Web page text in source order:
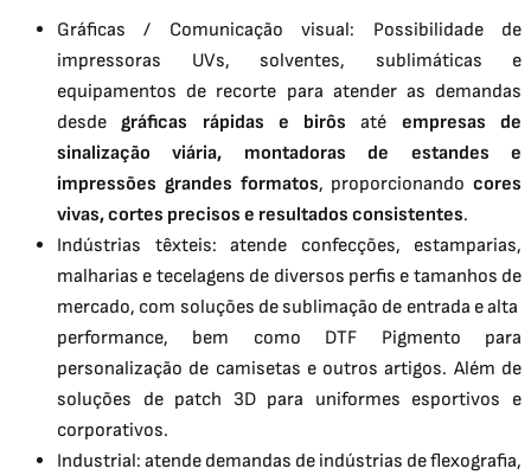
Gráficas / Comunicação visual: Possibilidade de
impressoras UVs, solventes, sublimáticas e
equipamentos de recorte para atender as demandas
desdegráficas rápidas e birôs até empresas de
sinalização viária, montadoras de estandes e
impressões grandes formatos, proporcionando cores
vivas, cortes precisos e resultados consistentes.
Indústrias têxteis: atende confecções, estamparias,
malharias e tecelagens de diversos perfis e tamanhos de
mercado, com soluções de sublimação de entrada e alta
performance, bem como DTF Pigmento para
personalização de camisetas e outros artigos. Além de
soluções de patch 3D para uniformes esportivos e
corporativos.
Industrial: atende demandas de indústrias de flexografia,